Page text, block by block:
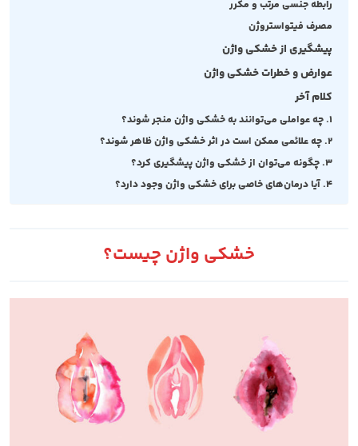
رابطه جنسی مرتب و مکرر
مصرف فیتواستروژن
پیشگیری از خشکی واژن
عوارض و خطرات خشکی واژن
کلام آخر
1. چه عواملی می‌توانند به خشکی واژن منجر شوند؟
2. چه علائمی ممکن است در اثر خشکی واژن ظاهر شوند؟
3. چگونه می‌توان از خشکی واژن پیشگیری کرد؟
4. آیا درمان‌های خاصی برای خشکی واژن وجود دارد؟
خشکی واژن چیست؟